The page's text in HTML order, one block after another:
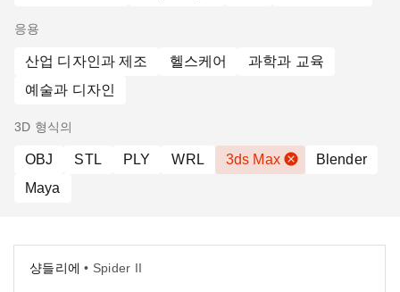
응용
산업 디자인과 제조 헬스케어
과학과 교육
예술과 디자인
3D 형식의
OBJ STL PLY WRL 3ds Max
Blender
Maya
샹들리에 • Spider II